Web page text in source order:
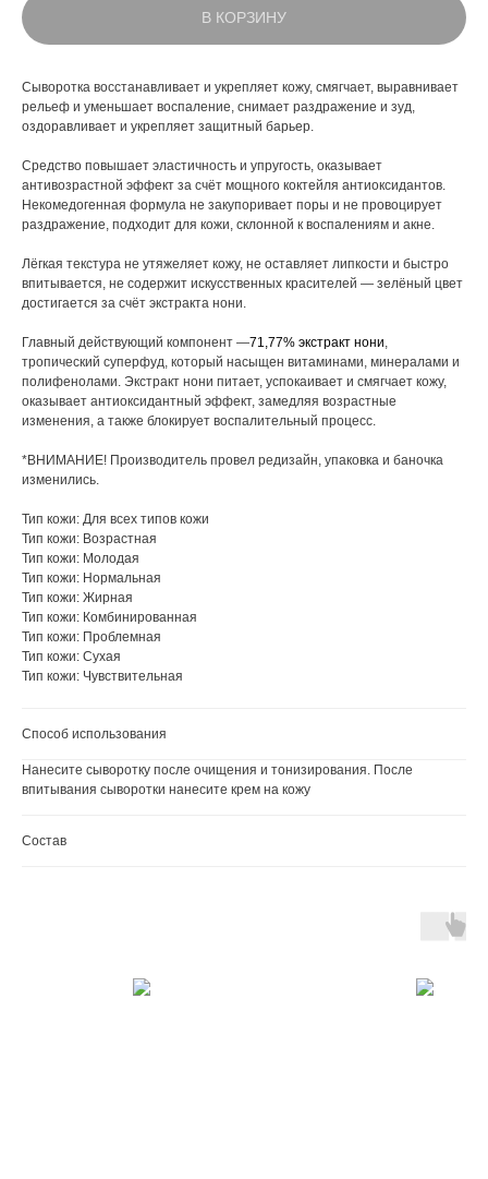
В КОРЗИНУ
Сыворотка восстанавливает и укрепляет кожу, смягчает, выравнивает
рельеф и уменьшает воспаление, снимает раздражение и зуд,
оздоравливает и укрепляет защитный барьер.
Средство повышает эластичность и упругость, оказывает
антивозрастной эффект за счёт мощного коктейля антиоксидантов.
Некомедогенная формула не закупоривает поры и не провоцирует
раздражение, подходит для кожи, склонной к воспалениям и акне.
Лёгкая текстура не утяжеляет кожу, не оставляет липкости и быстро
впитывается, не содержит искусственных красителей — зелёный цвет
достигается за счёт экстракта нони.
Главный действующий компонент —71,77% экстракт нони,
тропический суперфуд, который насыщен витаминами, минералами и
полифенолами. Экстракт нони питает, успокаивает и смягчает кожу,
оказывает антиоксидантный эффект, замедляя возрастные
изменения, а также блокирует воспалительный процесс.
*ВНИМАНИЕ! Производитель провел редизайн, упаковка и баночка
изменились.
Тип кожи: Для всех типов кожи
Тип кожи: Возрастная
Тип кожи: Молодая
Тип кожи: Нормальная
Тип кожи: Жирная
Тип кожи: Комбинированная
Тип кожи: Проблемная
Тип кожи: Сухая
Тип кожи: Чувствительная
Способ использования
Нанесите сыворотку после очищения и тонизирования. После
впитывания сыворотки нанесите крем на кожу
Состав